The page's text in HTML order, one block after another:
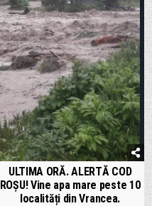
ULTIMA ORĂ. ALERTĂ COD
ROȘU! Vine apa mare peste 10
localități din Vrancea.